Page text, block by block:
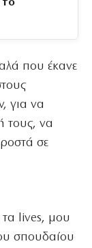
το
που έκανε
για να
τους, να
σε
lives, μου
σπουδαίου